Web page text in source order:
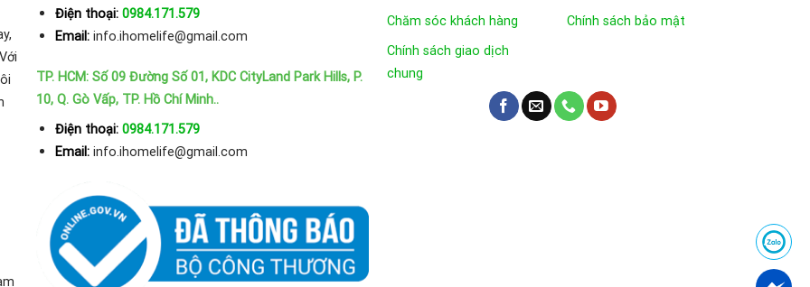
Điện thoại: 0984.171.579
Email: info.ihomelife@gmail.com
TP. HCM: Số 09 Đường Số 01, KDC CityLand Park Hills, P.
10, Q. Gò Vấp, TP. Hồ Chí Minh..
Điện thoại: 0984.171.579
Email: info.ihomelife@gmail.com
Chăm sóc khách hàng
Chính sách giao dịch
chung
Chính sách bảo mật